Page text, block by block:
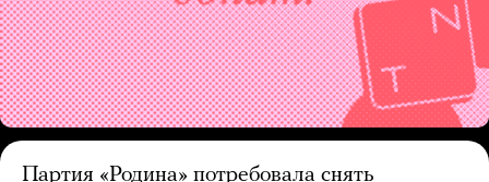
Партия «Родина» потребовала снять